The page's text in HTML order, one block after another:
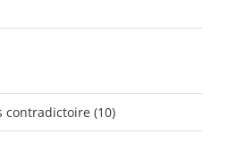
contradictoire (10)